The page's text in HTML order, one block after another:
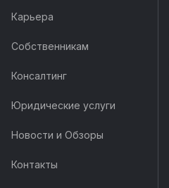
Карьера
Собственникам
Консалтинг
Юридические услуги
Новости и Обзоры
Контакты